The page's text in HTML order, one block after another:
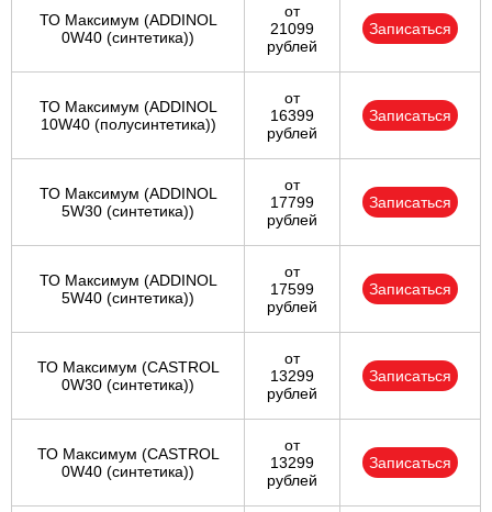
ТО Максимум (ADDINOL
0W40 (синтетика))
от
21099
рублей
Записаться
ТО Максимум (ADDINOL
10W40 (полусинтетика))
от
16399
рублей
Записаться
ТО Максимум (ADDINOL
5W30 (синтетика))
от
17799
рублей
Записаться
ТО Максимум (ADDINOL
5W40 (синтетика))
от
17599
рублей
Записаться
ТО Максимум (CASTROL
0W30 (синтетика))
от
13299
рублей
Записаться
ТО Максимум (CASTROL
0W40 (синтетика))
от
13299
рублей
Записаться